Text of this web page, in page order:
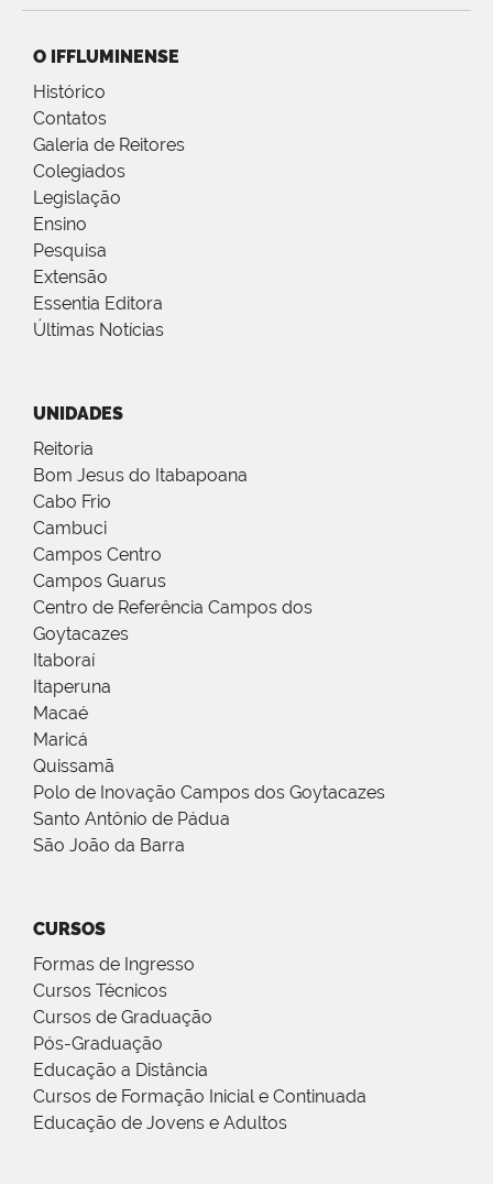
O IFFLUMINENSE
Histórico
Contatos
Galeria de Reitores
Colegiados
Legislação
Ensino
Pesquisa
Extensão
Essentia Editora
Últimas Notícias
UNIDADES
Reitoria
Bom Jesus do Itabapoana
Cabo Frio
Cambuci
Campos Centro
Campos Guarus
Centro de Referência Campos dos
Goytacazes
Itaboraí
Itaperuna
Macaé
Maricá
Quissamã
Polo de Inovação Campos dos Goytacazes
Santo Antônio de Pádua
São João da Barra
CURSOS
Formas de Ingresso
Cursos Técnicos
Cursos de Graduação
Pós-Graduação
Educação a Distância
Cursos de Formação Inicial e Continuada
Educação de Jovens e Adultos